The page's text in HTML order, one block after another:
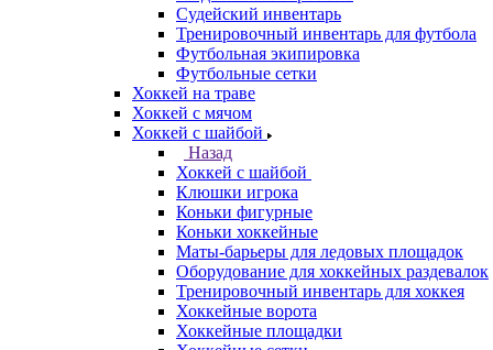
Судейский инвентарь
Тренировочный инвентарь для футбола
Футбольная экипировка
Футбольные сетки
Хоккей на траве
Хоккей с мячом
Хоккей с шайбой
Назад
Хоккей с шайбой
Клюшки игрока
Коньки фигурные
Коньки хоккейные
Маты-барьеры для ледовых площадок
Оборудование для хоккейных раздевалок
Тренировочный инвентарь для хоккея
Хоккейные ворота
Хоккейные площадки